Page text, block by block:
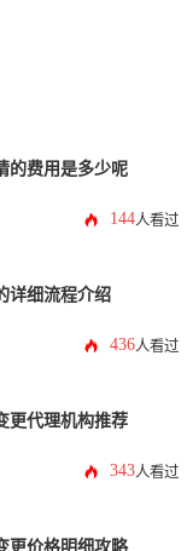
的费用是多少呢
144人看过
详细流程介绍
436人看过
更代理机构推荐
343人看过
更价格明细攻略